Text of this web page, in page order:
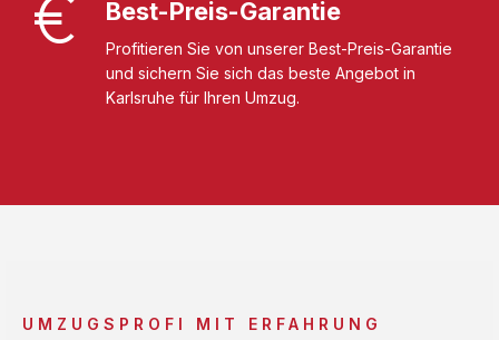
Best-Preis-Garantie
Profitieren Sie von unserer Best-Preis-Garantie
und sichern Sie sich das beste Angebot in
Karlsruhe für Ihren Umzug.
UMZUGSPROFI MIT ERFAHRUNG